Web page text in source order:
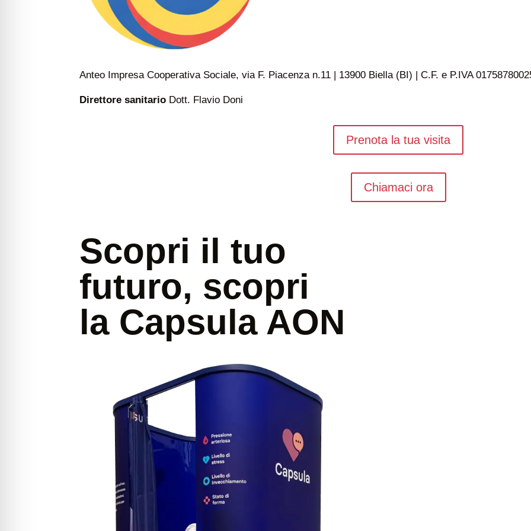
Anteo Impresa Cooperativa Sociale, via F. Piacenza n.11 | 13900 Biella (BI) | C.F. e P.IVA
Direttore sanitario Dott. Flavio Doni
Prenota la tua visita
Chiamaci ora
Scopri il tuo
futuro, scopri
la Capsula AON